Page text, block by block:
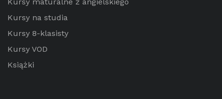
Kursy maturalne z angielskiego
Kursy na studia
Kursy 8-klasisty
Kursy VOD
Książki